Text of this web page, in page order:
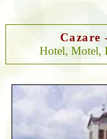
Cazare
Hotel, Motel,